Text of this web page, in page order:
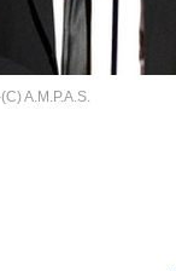
A.M.P.A.S.